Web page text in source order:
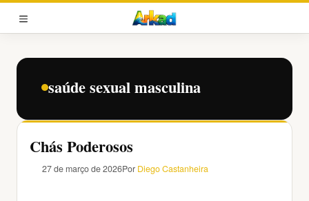
Pular
para
conteúdo
MENU
saúde sexual masculina
Chás Poderosos
27 de março de 2026Por Diego Castanheira